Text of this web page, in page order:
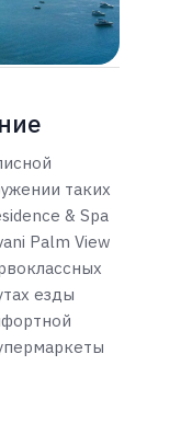
таких
& Spa
Palm View
езды